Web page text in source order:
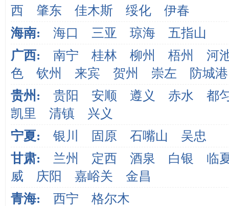
西
肇东 佳木斯 绥化
伊春
海南:
海口 三亚 琼海
五指山
广西:
南宁 桂林 柳州 梧州
河
色
钦州 来宾 贺州 崇左
防城港
贵州:
贵阳 安顺 遵义 赤水
都
凯里
清镇
兴义
宁夏:
银川 固原 石嘴山
吴忠
甘肃:
兰州 定西 酒泉 白银
临
威
庆阳 嘉峪关
金昌
青海:
西宁
格尔木